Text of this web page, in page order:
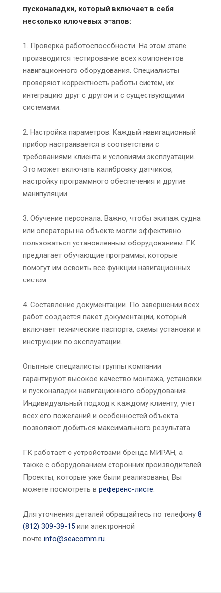
пусконаладки, который включает в себя
несколько ключевых этапов:
1. Проверка работоспособности. На этом этапе
производится тестирование всех компонентов
навигационного оборудования. Специалисты
проверяют корректность работы систем, их
интеграцию друг с другом и с существующими
системами.
2. Настройка параметров. Каждый навигационный
прибор настраивается в соответствии с
требованиями клиента и условиями эксплуатации.
Это может включать калибровку датчиков,
настройку программного обеспечения и другие
манипуляции.
3. Обучение персонала. Важно, чтобы экипаж судна
или операторы на объекте могли эффективно
пользоваться установленным оборудованием. ГК
предлагает обучающие программы, которые
помогут им освоить все функции навигационных
систем.
4. Составление документации. По завершении всех
работ создается пакет документации, который
включает технические паспорта, схемы установки и
инструкции по эксплуатации.
Опытные специалисты группы компании
гарантируют высокое качество монтажа, установки
и пусконаладки навигационного оборудования.
Индивидуальный подход к каждому клиенту, учет
всех его пожеланий и особенностей объекта
позволяют добиться максимального результата.
ГК работает с устройствами бренда МИРАН, а
также с оборудованием сторонних производителей.
Проекты, которые уже были реализованы, Вы
можете посмотреть в референс-листе.
Для уточнения деталей обращайтесь по телефону 8
(812) 309-39-15 или электронной
почте info@seacomm.ru.